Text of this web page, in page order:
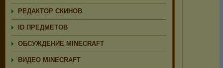
РЕДАКТОР СКИНОВ
ID ПРЕДМЕТОВ
ОБСУЖДЕНИЕ MINECRAFT
ВИДЕО MINECRAFT